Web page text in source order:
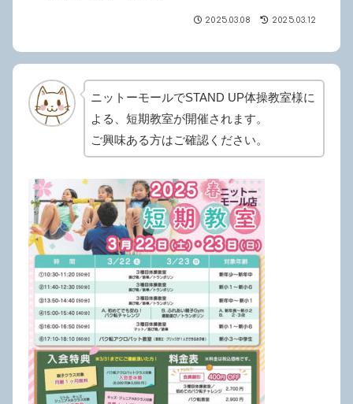
2025.03.08 2025.03.12
ニットーモールでSTAND UP体操教室様に
よる、短期教室が開催されます。
ご興味ある方はご確認ください。